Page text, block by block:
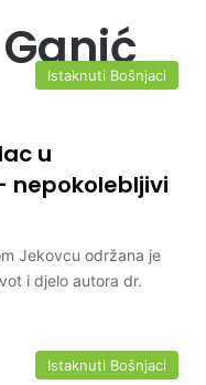
Istaknuti Bošnjaci
u
nepokolebljivi
Jekovcu održana je
i djelo autora dr.
Istaknuti Bošnjaci